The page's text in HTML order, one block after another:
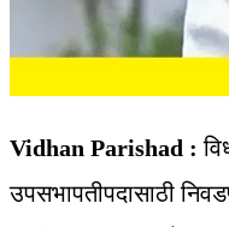
Vidhan Parishad :
उपसभापतीपदासाठी